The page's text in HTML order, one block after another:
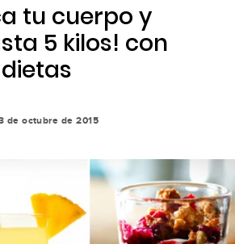
tu cuerpo y
5 kilos! con
de octubre de 2015